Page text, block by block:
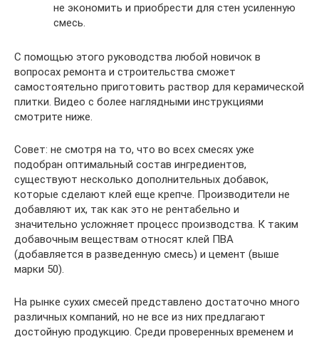
не экономить и приобрести для стен усиленную
смесь.
С помощью этого руководства любой новичок в
вопросах ремонта и строительства сможет
самостоятельно приготовить раствор для керамической
плитки. Видео с более наглядными инструкциями
смотрите ниже.
Совет: не смотря на то, что во всех смесях уже
подобран оптимальный состав ингредиентов,
существуют несколько дополнительных добавок,
которые сделают клей еще крепче. Производители не
добавляют их, так как это не рентабельно и
значительно усложняет процесс производства. К таким
добавочным веществам относят клей ПВА
(добавляется в разведенную смесь) и цемент (выше
марки 50).
На рынке сухих смесей представлено достаточно много
различных компаний, но не все из них предлагают
достойную продукцию. Среди проверенных временем и